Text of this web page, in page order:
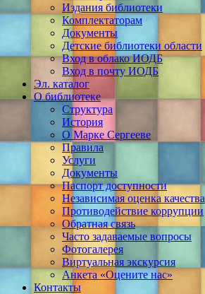
Издания библиотеки
Комплектаторам
Документы
Детские библиотеки области
Вход в облако ИОДБ
Вход в почту ИОДБ
Эл. каталог
О библиотеке
Структура
История
О Марке Сергееве
Правила
Услуги
Документы
Паспорт доступности
Независимая оценка качества
Противодействие коррупции
Обратная связь
Часто задаваемые вопросы
Фотогалерея
Виртуальная экскурсия
Анкета «Оцените нас»
Контакты